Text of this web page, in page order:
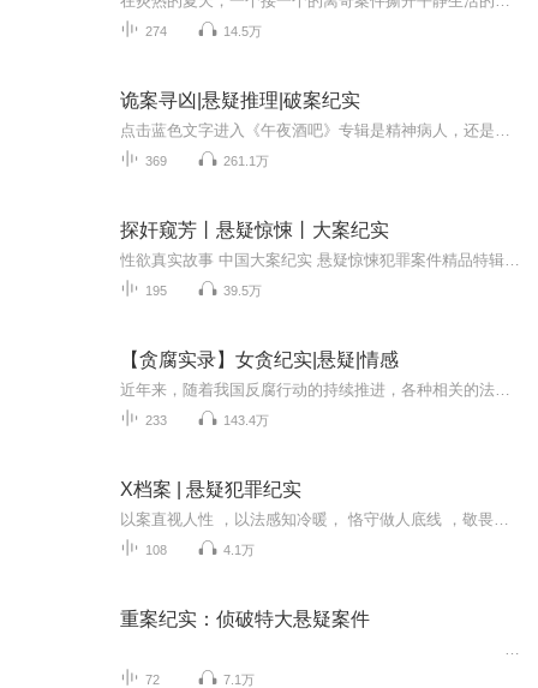
274 14.5万
诡案寻凶|悬疑推理|破案纪实
369 261.1万
探奸窥芳丨悬疑惊悚丨大案纪实
195 39.5万
【贪腐实录】女贪纪实|悬疑|情感
233 143.4万
X档案 | 悬疑犯罪纪实
108 4.1万
重案纪实：侦破特大悬疑案件
72 7.1万